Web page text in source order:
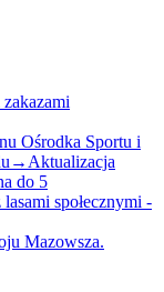
Ośrodka Sportu i
→ Aktualizacja
do 5
społecznymi -
Mazowsza.